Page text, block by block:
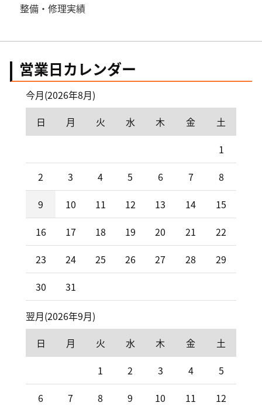
整備・修理実績
営業日カレンダー
今月(2026年8月)
日
月 火 水 木 金
土
1
2
3 4 5 6 7
8
9
10 11 12 13 14
15
16
17 18 19 20 21
22
23
24 25 26 27 28
29
30
31
翌月(2026年9月)
日
月 火 水 木 金
土
1
2 3 4
5
6
7 8 9 10 11
12